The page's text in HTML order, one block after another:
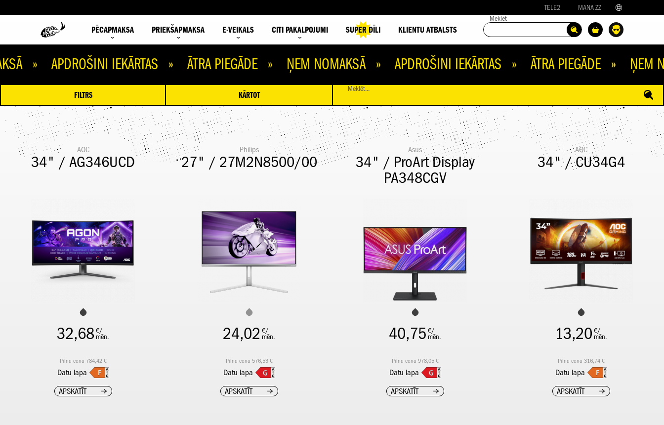
TELE2 MANA ZZ
PĒCAPMAKSA PRIEKŠAPMAKSA E-VEIKALS CITI PAKALPOJUMI SUPER DĪLI KLIENTU ATBALSTS
Meklēt
APDROŠINI IEKĀRTAS » ĀTRA PIEGĀDE » ŅEM NOMAKSĀ » APDROŠINI IEKĀRTAS » ĀTRA PIEGĀDE » ŅEM
FILTRS KĀRTOT
Meklēt...
AOC
34" / AG346UCD
32,68 €/
mēn.
Pilna cena 784,42 €
Datu lapa
APSKATĪT
Philips
27" / 27M2N8500/00
24,02 €/
mēn.
Pilna cena 576,53 €
Datu lapa
APSKATĪT
Asus
34" / ProArt Display
PA348CGV
40,75 €/
mēn.
Pilna cena 978,05 €
Datu lapa
APSKATĪT
AOC
34" / CU34G4
13,20 €/
mēn.
Pilna cena 316,74 €
Datu lapa
APSKATĪT